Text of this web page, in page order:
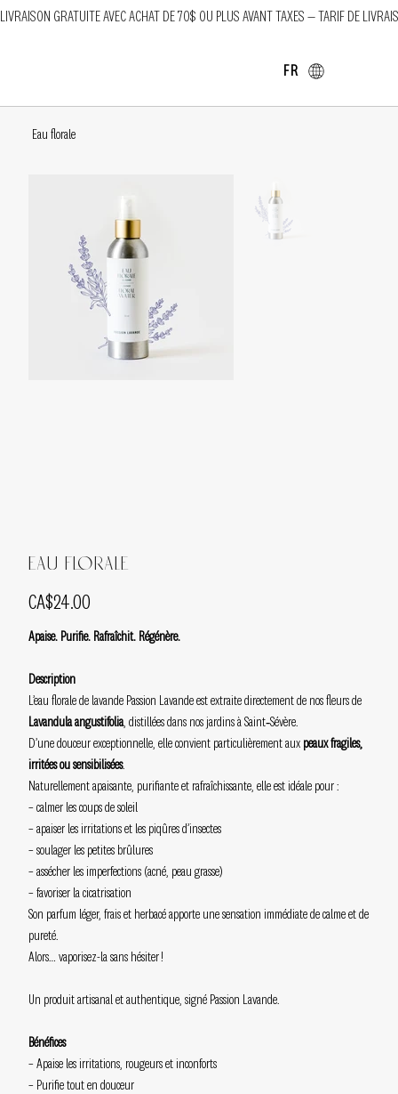
LIVRAISON GRATUITE AVEC ACHAT DE 70$ OU PLUS AVANT TAXES — TARIF DE
FR
Eau florale
Eau florale
Price
CA$24.00
Apaise. Purifie. Rafraîchit. Régénère.
Description
L’eau florale de lavande Passion Lavande est extraite directement de nos fleurs de
Lavandula angustifolia, distillées dans nos jardins à Saint‑Sévère.
D’une douceur exceptionnelle, elle convient particulièrement aux peaux fragiles,
irritées ou sensibilisées.
Naturellement apaisante, purifiante et rafraîchissante, elle est idéale pour :
– calmer les coups de soleil
– apaiser les irritations et les piqûres d’insectes
– soulager les petites brûlures
– assécher les imperfections (acné, peau grasse)
– favoriser la cicatrisation
Son parfum léger, frais et herbacé apporte une sensation immédiate de calme et de
pureté.
Alors… vaporisez-la sans hésiter !
Un produit artisanal et authentique, signé Passion Lavande.
Bénéfices
– Apaise les irritations, rougeurs et inconforts
– Purifie tout en douceur